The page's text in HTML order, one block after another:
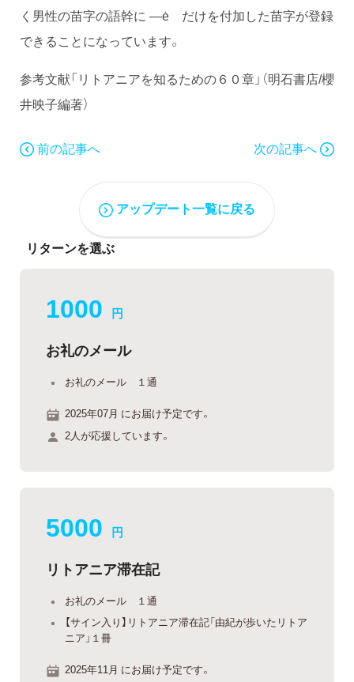
く男性の苗字の語幹に ―ė だけを付加した苗字が登録
できることになっています。
参考文献「リトアニアを知るための６０章」（明石書店/櫻
井映子編著）
前の記事へ 次の記事へ
アップデート一覧に戻る
リターンを選ぶ
1000 円
お礼のメール
お礼のメール １通
2025年07月 にお届け予定です。
2人が応援しています。
5000 円
リトアニア滞在記
お礼のメール １通
【サイン入り】リトアニア滞在記「由紀が歩いたリトア
ニア」１冊
2025年11月 にお届け予定です。